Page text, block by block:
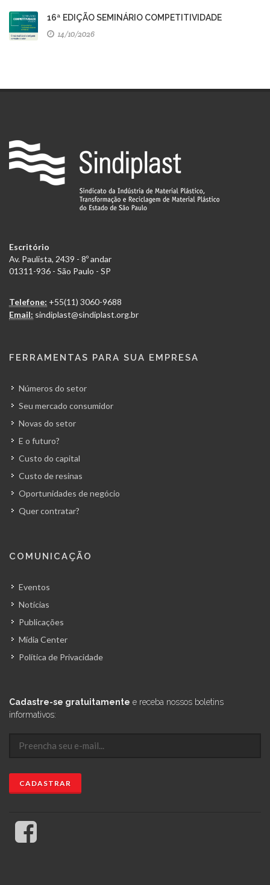
16ª EDIÇÃO SEMINÁRIO COMPETITIVIDADE
14/10/2026
Escritório
Av. Paulista, 2439 - 8º andar
01311-936 - São Paulo - SP
Telefone: +55(11) 3060-9688
Email: sindiplast@sindiplast.org.br
FERRAMENTAS PARA SUA EMPRESA
Números do setor
Seu mercado consumidor
Novas do setor
E o futuro?
Custo do capital
Custo de resinas
Oportunidades de negócio
Quer contratar?
COMUNICAÇÃO
Eventos
Notícias
Publicações
Mídia Center
Política de Privacidade
Cadastre-se gratuitamente e receba nossos boletins
informativos: